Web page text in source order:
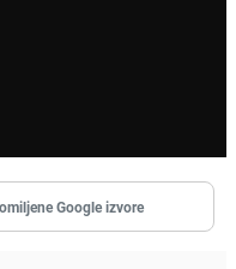
Google izvore